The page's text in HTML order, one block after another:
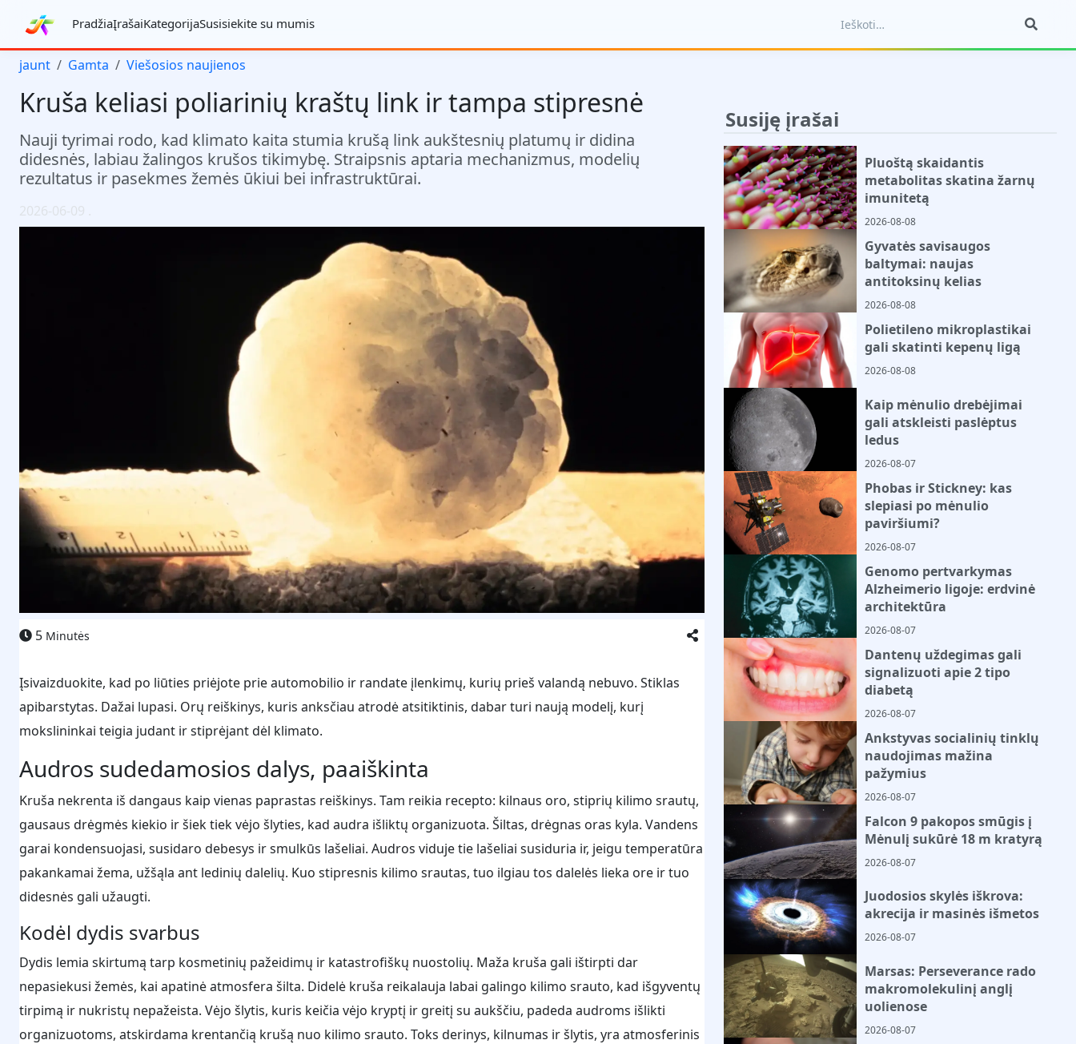
PradžiaĮrašaiKategorijaSusisiekite su mumis
jaunt Gamta Viešosios naujienos
Kruša keliasi poliarinių kraštų link ir tampa stipresnė
Nauji tyrimai rodo, kad klimato kaita stumia krušą link aukštesnių platumų ir didina
didesnės, labiau žalingos krušos tikimybę. Straipsnis aptaria mechanizmus, modelių
rezultatus ir pasekmes žemės ūkiui bei infrastruktūrai.
2026-06-09 .
5 Minutės
Įsivaizduokite, kad po liūties priėjote prie automobilio ir randate įlenkimų, kurių prieš valandą nebuvo. Stiklas
apibarstytas. Dažai lupasi. Orų reiškinys, kuris anksčiau atrodė atsitiktinis, dabar turi naują modelį, kurį
mokslininkai teigia judant ir stiprėjant dėl klimato.
Audros sudedamosios dalys, paaiškinta
Kruša nekrenta iš dangaus kaip vienas paprastas reiškinys. Tam reikia recepto: kilnaus oro, stiprių kilimo srautų,
gausaus drėgmės kiekio ir šiek tiek vėjo šlyties, kad audra išliktų organizuota. Šiltas, drėgnas oras kyla. Vandens
garai kondensuojasi, susidaro debesys ir smulkūs lašeliai. Audros viduje tie lašeliai susiduria ir, jeigu temperatūra
pakankamai žema, užšąla ant ledinių dalelių. Kuo stipresnis kilimo srautas, tuo ilgiau tos dalelės lieka ore ir tuo
didesnės gali užaugti.
Kodėl dydis svarbus
Dydis lemia skirtumą tarp kosmetinių pažeidimų ir katastrofiškų nuostolių. Maža kruša gali ištirpti dar
nepasiekusi žemės, kai apatinė atmosfera šilta. Didelė kruša reikalauja labai galingo kilimo srauto, kad išgyventų
tirpimą ir nukristų nepažeista. Vėjo šlytis, kuris keičia vėjo kryptį ir greitį su aukščiu, padeda audroms išlikti
organizuotoms, atskirdama krentančią krušą nuo kilimo srauto. Toks derinys, kilnumas ir šlytis, yra atmosferinis
Susiję įrašai
Pluoštą skaidantis
metabolitas skatina žarnų
imunitetą
2026-08-08
Gyvatės savisaugos
baltymai: naujas
antitoksinų kelias
2026-08-08
Polietileno mikroplastikai
gali skatinti kepenų ligą
2026-08-08
Kaip mėnulio drebėjimai
gali atskleisti paslėptus
ledus
2026-08-07
Phobas ir Stickney: kas
slepiasi po mėnulio
paviršiumi?
2026-08-07
Genomo pertvarkymas
Alzheimerio ligoje: erdvinė
architektūra
2026-08-07
Dantenų uždegimas gali
signalizuoti apie 2 tipo
diabetą
2026-08-07
Ankstyvas socialinių tinklų
naudojimas mažina
pažymius
2026-08-07
Falcon 9 pakopos smūgis į
Mėnulį sukūrė 18 m kratyrą
2026-08-07
Juodosios skylės iškrova:
akrecija ir masinės išmetos
2026-08-07
Marsas: Perseverance rado
makromolekulinį anglį
uolienose
2026-08-07